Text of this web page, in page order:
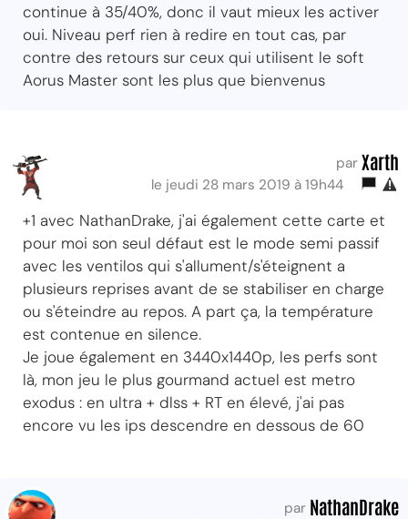
continue à 35/40%, donc il vaut mieux les activer
oui. Niveau perf rien à redire en tout cas, par
contre des retours sur ceux qui utilisent le soft
Aorus Master sont les plus que bienvenus
par Xarth
le jeudi 28 mars 2019 à 19h44
+1 avec NathanDrake, j'ai également cette carte et
pour moi son seul défaut est le mode semi passif
avec les ventilos qui s'allument/s'éteignent a
plusieurs reprises avant de se stabiliser en charge
ou s'éteindre au repos. A part ça, la température
est contenue en silence.
Je joue également en 3440x1440p, les perfs sont
là, mon jeu le plus gourmand actuel est metro
exodus : en ultra + dlss + RT en élevé, j'ai pas
encore vu les ips descendre en dessous de 60
par NathanDrake